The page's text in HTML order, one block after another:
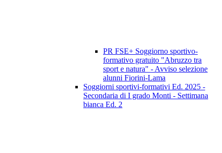
PR FSE+ Soggiorno sportivo-
formativo gratuito "Abruzzo tra
sport e natura" - Avviso selezione
alunni Fiorini-Lama
Soggiorni sportivi-formativi Ed. 2025 -
Secondaria di I grado Monti - Settimana
bianca Ed. 2